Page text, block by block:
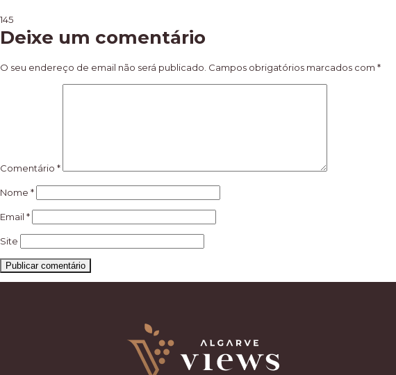
Navegação
de
artigos
145
Deixe um comentário
O seu endereço de email não será publicado. Campos obrigatórios marcados com *
Comentário *
Nome *
Email *
Site